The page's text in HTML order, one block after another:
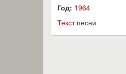
Год: 1964
Текстпесни